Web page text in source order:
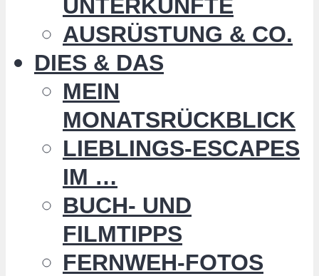
UNTERKÜNFTE
AUSRÜSTUNG & CO.
DIES & DAS
MEIN
MONATSRÜCKBLICK
LIEBLINGS-ESCAPES
IM …
BUCH- UND
FILMTIPPS
FERNWEH-FOTOS